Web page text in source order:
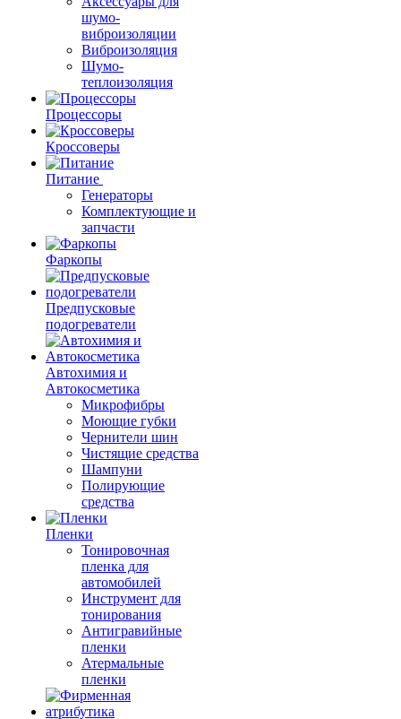
шумо-
виброизоляции
Виброизоляция
Шумо-
теплоизоляция
Процессоры
Кроссоверы
Питание
Генераторы
Комплектующие и
запчасти
Фаркопы
Предпусковые
подогреватели
Автохимия и
Автокосметика
Микрофибры
Моющие губки
Чернители шин
Чистящие средства
Шампуни
Полирующие
средства
Пленки
Тонировочная
пленка для
автомобилей
Инструмент для
тонирования
Антигравийные
пленки
Атермальные
пленки